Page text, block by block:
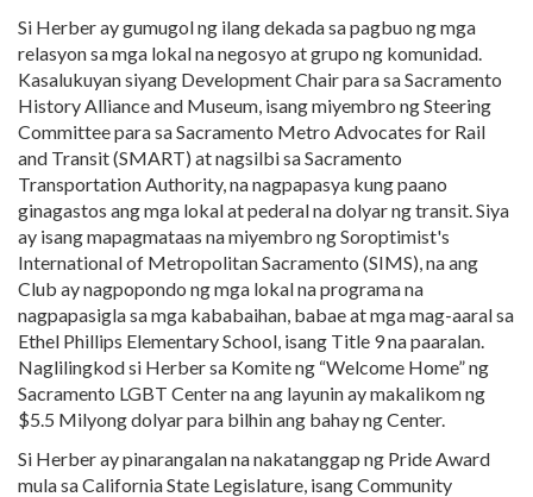
Si Herber ay gumugol ng ilang dekada sa pagbuo ng mga
relasyon sa mga lokal na negosyo at grupo ng komunidad.
Kasalukuyan siyang Development Chair para sa Sacramento
History Alliance and Museum, isang miyembro ng Steering
Committee para sa Sacramento Metro Advocates for Rail
and Transit (SMART) at nagsilbi sa Sacramento
Transportation Authority, na nagpapasya kung paano
ginagastos ang mga lokal at pederal na dolyar ng transit. Siya
ay isang mapagmataas na miyembro ng Soroptimist's
International of Metropolitan Sacramento (SIMS), na ang
Club ay nagpopondo ng mga lokal na programa na
nagpapasigla sa mga kababaihan, babae at mga mag-aaral sa
Ethel Phillips Elementary School, isang Title 9 na paaralan.
Naglilingkod si Herber sa Komite ng “Welcome Home” ng
Sacramento LGBT Center na ang layunin ay makalikom ng
$5.5 Milyong dolyar para bilhin ang bahay ng Center.
Si Herber ay pinarangalan na nakatanggap ng Pride Award
mula sa California State Legislature, isang Community